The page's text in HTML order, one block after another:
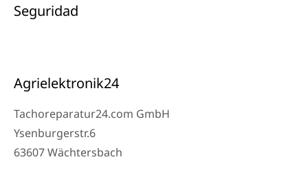
Seguridad
Agrielektronik24
Tachoreparatur24.com GmbH
Ysenburgerstr.6
63607 Wächtersbach